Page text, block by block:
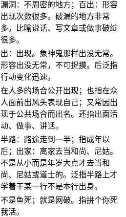
漏洞：不周密的地方；百出：形容
出现次数很多。破漏的地方非常
多。比喻说话、写文章或做事破绽
很多。
出：出现。象神鬼那样出没无常。
形容出没无常，不可捉摸。后泛指
行动变化迅速。
在人多的场合公开出现；也指在众
人面前出风头表现自己；又常因出
现于公共场合而出名。还指出面活
动、做事、讲话。
半路：路途走到一半；指成年以
后；出家：离家去当和尚、尼姑。
不是从小而是年岁大点才去当和
尚、尼姑或道士的。泛指半路上才
学着干某一行不是本行出身。
不是鱼死；就是网破。指拼个你死
我活。